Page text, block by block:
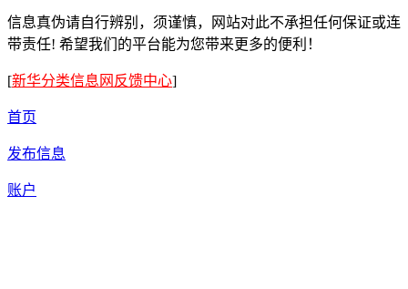
信息真伪请自行辨别，须谨慎，网站对此不承担任何保证或连
带责任! 希望我们的平台能为您带来更多的便利！
[新华分类信息网反馈中心]
首页
发布信息
账户